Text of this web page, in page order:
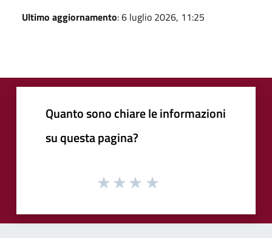
Ultimo aggiornamento: 6 luglio 2026, 11:25
Quanto sono chiare le informazioni
su questa pagina?